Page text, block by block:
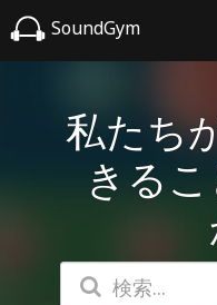
SoundGym
私たち
きる